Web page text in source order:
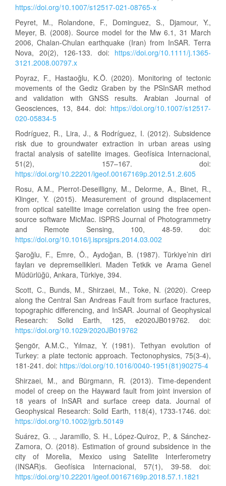
https://doi.org/10.1007/s12517-021-08765-x
Peyret, M., Rolandone, F., Dominguez, S., Djamour, Y.,
Meyer, B. (2008). Source model for the Mw 6.1, 31 March
2006, Chalan-Chulan earthquake (Iran) from InSAR. Terra
Nova, 20(2), 126-133. doi: https://doi.org/10.1111/j.1365-
3121.2008.00797.x
Poyraz, F., Hastaoğlu, K.Ö. (2020). Monitoring of tectonic
movements of the Gediz Graben by the PSInSAR method
and validation with GNSS results. Arabian Journal of
Geosciences, 13, 844. doi: https://doi.org/10.1007/s12517-
020-05834-5
Rodríguez, R., Lira, J., & Rodríguez, I. (2012). Subsidence
risk due to groundwater extraction in urban areas using
fractal analysis of satellite images. Geofísica Internacional,
51(2), 157–167. doi:
https://doi.org/10.22201/igeof.00167169p.2012.51.2.605
Rosu, A.M., Pierrot-Deseilligny, M., Delorme, A., Binet, R.,
Klinger, Y. (2015). Measurement of ground displacement
from optical satellite image correlation using the free open-
source software MicMac. ISPRS Journal of Photogrammetry
and Remote Sensing, 100, 48-59. doi:
https://doi.org/10.1016/j.isprsjprs.2014.03.002
Şaroğlu, F., Emre, Ö., Aydoğan, B. (1987). Türkiye’nin diri
fayları ve depremsellikleri. Maden Tetkik ve Arama Genel
Müdürlüğü, Ankara, Türkiye, 394.
Scott, C., Bunds, M., Shirzaei, M., Toke, N. (2020). Creep
along the Central San Andreas Fault from surface fractures,
topographic differencing, and InSAR. Journal of Geophysical
Research: Solid Earth, 125, e2020JB019762. doi:
https://doi.org/10.1029/2020JB019762
Şengör, A.M.C., Yılmaz, Y. (1981). Tethyan evolution of
Turkey: a plate tectonic approach. Tectonophysics, 75(3-4),
181-241. doi: https://doi.org/10.1016/0040-1951(81)90275-4
Shirzaei, M., and Bürgmann, R. (2013). Time‐dependent
model of creep on the Hayward fault from joint inversion of
18 years of InSAR and surface creep data. Journal of
Geophysical Research: Solid Earth, 118(4), 1733-1746. doi:
https://doi.org/10.1002/jgrb.50149
Suárez, G. ., Jaramillo, S. H., López-Quiroz, P., & Sánchez-
Zamora, O. (2018). Estimation of ground subsidence in the
city of Morelia, Mexico using Satellite Interferometry
(INSAR)s. Geofísica Internacional, 57(1), 39-58. doi:
https://doi.org/10.22201/igeof.00167169p.2018.57.1.1821